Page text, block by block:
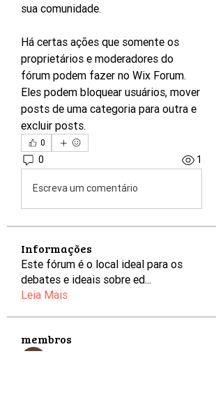
sua comunidade.
Há certas ações que somente os
proprietários e moderadores do
fórum podem fazer no Wix Forum.
Eles podem bloquear usuários, mover
posts de uma categoria para outra e
excluir posts.
0
0 1
Escreva um comentário
Informações
Este fórum é o local ideal para os
debates e ideais sobre ed...
Leia Mais
membros